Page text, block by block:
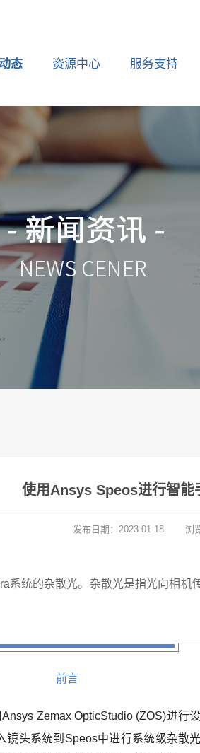
态 资源中心 服务支持
使用Ansys Speos进行智能
发布日期： 2023-01-18 浏
系统的杂散光。杂散光是指光向相机
前言
Zemax OpticStudio (ZOS)进行
镜头系统到Speos中进行系统级杂散